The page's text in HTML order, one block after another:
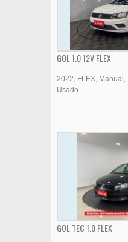
GOL 1.0 12V FLEX
2022 FLEX Manual
Usado
GOL TEC 1.0 FLEX